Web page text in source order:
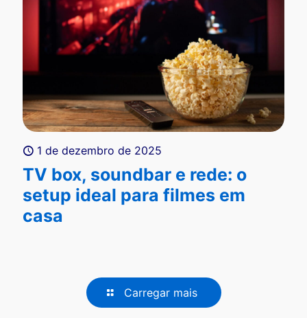
1 de dezembro de 2025
TV box, soundbar e rede: o
setup ideal para filmes em
casa
Carregar mais